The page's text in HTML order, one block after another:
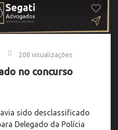
208 visualizações
no concurso
sido desclassificado
Delegado da Polícia